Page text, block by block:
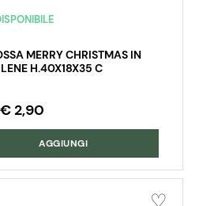
MERRY CHRISTMAS IN
H.40X18X35 C
€ 2,90
AGGIUNGI